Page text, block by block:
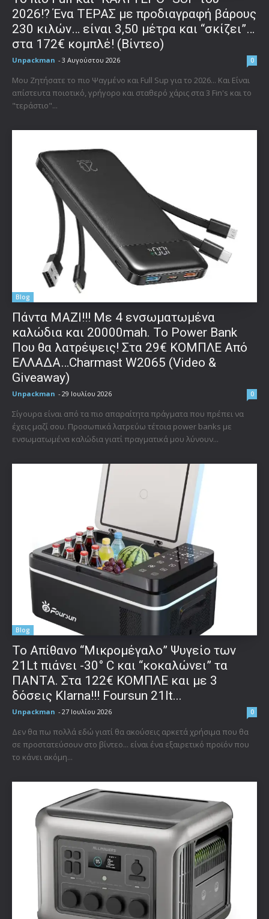
2026!? Ένα ΤΕΡΑΣ με προδιαγραφή βάρους
230 κιλών… είναι 3,50 μέτρα και “σκίζει”…
στα 172€ κομπλέ! (Βίντεο)
Unpackman - 3 Αυγούστου 2026 0
Μου Ζητήσατε το πιο Ψαγμένο και Full Sup για το 2026... Και Είναι
απίστευτα ποιοτικό, γρήγορο και σταθερό χάρις στα 3 Fin's και το
"τεράστιο"...
Blog
Πάντα ΜΑΖΙ!!! Με 4 ενσωματωμένα
καλώδια και 20000mah. Το Power Bank
Που θα λατρέψεις! Στα 29€ ΚΟΜΠΛΕ Από
ΕΛΛΑΔΑ…Charmast W2065 (Video &
Giveaway)
Unpackman - 29 Ιουλίου 2026 0
Σίγουρα είναι από τα πιο απαραίτητα πράγματα που πρέπει να
έχεις μαζί σου. Προσωπικά λατρεύω τέτοια power banks με
ενσωματωμένα καλώδια γιατί πραγματικά μου λύνουν...
Blog
Το Απίθανο “Μικρομέγαλο” Ψυγείο των
21Lt πιάνει -30° C και “κοκαλώνει” τα
ΠΑΝΤΑ. Στα 122€ ΚΟΜΠΛΕ και με 3
δόσεις Klarna!!! Foursun 21lt...
Unpackman - 27 Ιουλίου 2026 0
Δεν θα πω πολλά εδώ γιατί θα ακούσεις αρκετά χρήσιμα που θα
σε προστατεύσουν στο βίντεο... είναι ένα εξαιρετικό προϊόν που
το κάνει ακόμη...